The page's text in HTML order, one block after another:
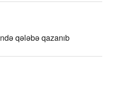
qələbə qazanıb